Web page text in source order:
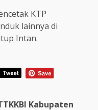
KTP
lainnya di
Intan.
Kabupaten